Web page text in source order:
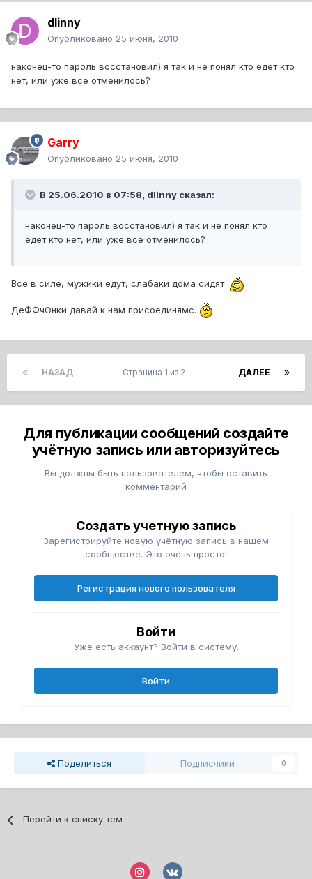
dlinny
Опубликовано 25 июня, 2010
наконец-то пароль восстановил) я так и не понял кто едет кто
нет, или уже все отменилось?
Garry
Опубликовано 25 июня, 2010
В 25.06.2010 в 07:58, dlinny сказал:
наконец-то пароль восстановил) я так и не понял кто
едет кто нет, или уже все отменилось?
Всё в силе, мужики едут, слабаки дома сидят
ДеФФчОнки давай к нам присоединямс.
НАЗАД ДАЛЕЕ
Страница 1 из 2
Для публикации сообщений создайте
учётную запись или авторизуйтесь
Вы должны быть пользователем, чтобы оставить
комментарий
Создать учетную запись
Зарегистрируйте новую учётную запись в нашем
сообществе. Это очень просто!
Регистрация нового пользователя
Войти
Уже есть аккаунт? Войти в систему.
Войти
Поделиться Подписчики 0
Перейти к списку тем